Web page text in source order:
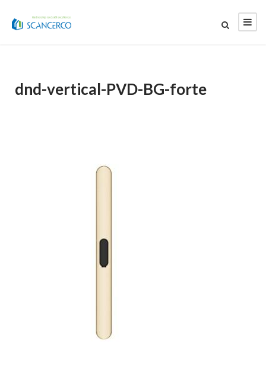
dnd-vertical-PVD-BG-forte